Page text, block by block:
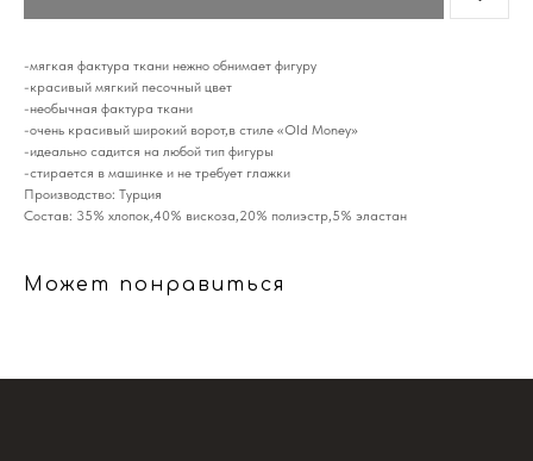
-мягкая фактура ткани нежно обнимает фигуру
-красивый мягкий песочный цвет
-необычная фактура ткани
-очень красивый широкий ворот,в стиле «Old Money»
-идеально садится на любой тип фигуры
-стирается в машинке и не требует глажки
Производство: Турция
Состав: 35% хлопок,40% вискоза,20% полиэстр,5% эластан
Может понравиться